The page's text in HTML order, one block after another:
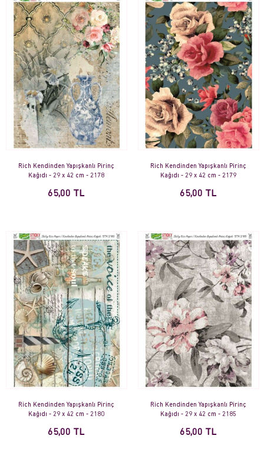
Rich Kendinden Yapışkanlı Pirinç
Kağıdı - 29 x 42 cm - 2178
65,00 TL
Rich Kendinden Yapışkanlı Pirinç
Kağıdı - 29 x 42 cm - 2179
65,00 TL
Rich Kendinden Yapışkanlı Pirinç
Kağıdı - 29 x 42 cm - 2180
65,00 TL
Rich Kendinden Yapışkanlı Pirinç
Kağıdı - 29 x 42 cm - 2185
65,00 TL